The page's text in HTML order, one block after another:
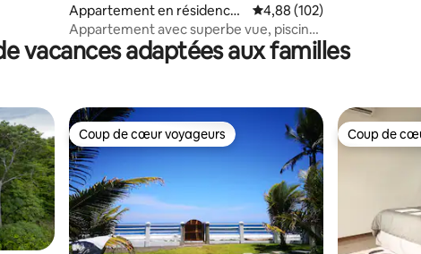
Appartement en résidence ⋅
San Salvador
Évaluation moyenne sur la
4,88 (102)
Appartement avec superbe vue, piscine
et salle de sport, San Salvador
vacances adaptées aux familles
Coup de cœur voyageurs
Coup de cœur voyageurs Coup de
Coup de